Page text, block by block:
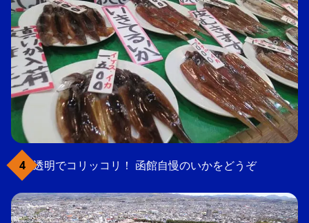
透明でコリッコリ！ 函館自慢のいかをどうぞ